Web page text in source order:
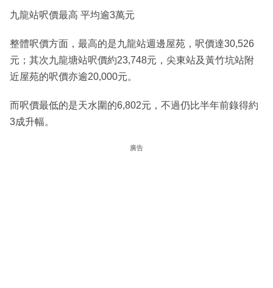
九龍站呎價最高 平均逾3萬元
整體呎價方面，最高的是九龍站週邊屋苑，呎價達30,526
元；其次九龍塘站呎價約23,748元，尖東站及黃竹坑站附
近屋苑的呎價亦逾20,000元。
而呎價最低的是天水圍的6,802元，不過仍比半年前錄得約
3成升幅。
廣告